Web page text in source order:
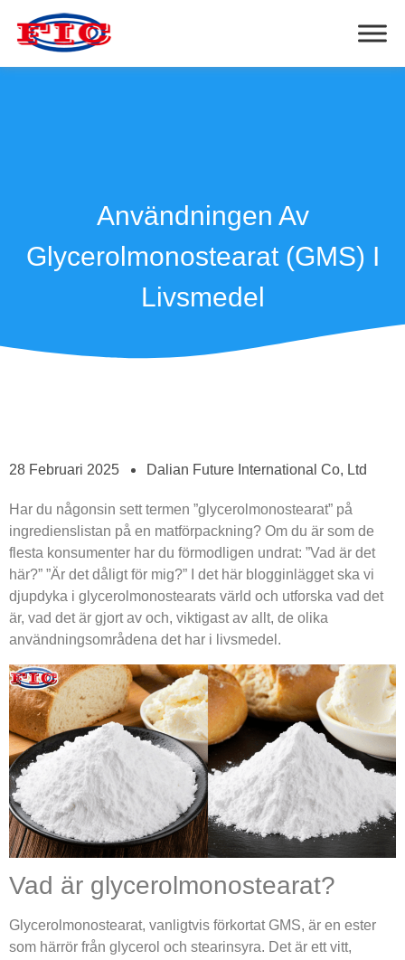
Användningen Av
Glycerolmonostearat (GMS) I
Livsmedel
28 Februari 2025 Dalian Future International Co, Ltd
Har du någonsin sett termen ”glycerolmonostearat” på
ingredienslistan på en matförpackning? Om du är som de
flesta konsumenter har du förmodligen undrat: ”Vad är det
här?” ”Är det dåligt för mig?” I det här blogginlägget ska vi
djupdyka i glycerolmonostearats värld och utforska vad det
är, vad det är gjort av och, viktigast av allt, de olika
användningsområdena det har i livsmedel.
Vad är glycerolmonostearat?
Glycerolmonostearat, vanligtvis förkortat GMS, är en ester
som härrör från glycerol och stearinsyra. Det är ett vitt,